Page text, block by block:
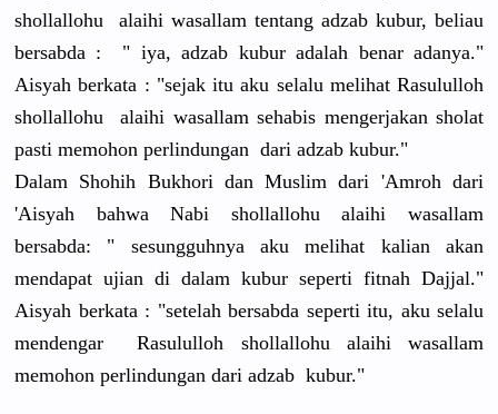
shollallohu alaihi wasallam tentang adzab kubur, beliau
bersabda : " iya, adzab kubur adalah benar adanya."
Aisyah berkata : "sejak itu aku selalu melihat Rasululloh
shollallohu alaihi wasallam sehabis mengerjakan sholat
pasti memohon perlindungan dari adzab kubur."
Dalam Shohih Bukhori dan Muslim dari 'Amroh dari
'Aisyah bahwa Nabi shollallohu alaihi wasallam
bersabda: " sesungguhnya aku melihat kalian akan
mendapat ujian di dalam kubur seperti fitnah Dajjal."
Aisyah berkata : "setelah bersabda seperti itu, aku selalu
mendengar Rasululloh shollallohu alaihi wasallam
memohon perlindungan dari adzab kubur."